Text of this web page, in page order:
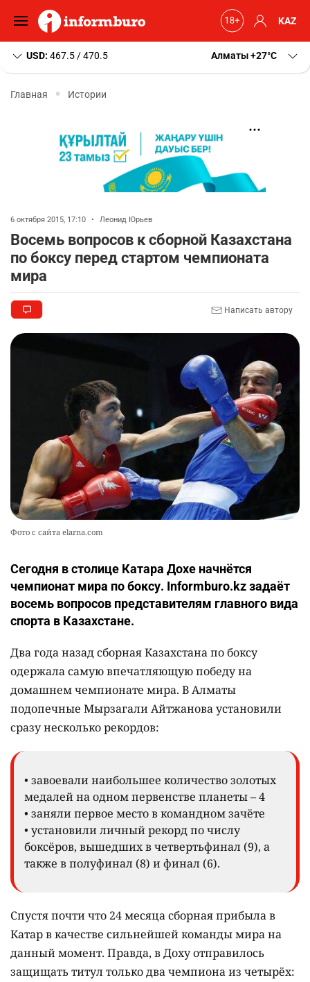
KAZ
USD: 467.5 / 470.5 Алматы+27 C
Главная Истории
6 октября 2015, 17:10 • Леонид Юрьев
Восемь вопросов к сборной Казахстана
по боксу перед стартом чемпионата
мира
Написать автору
Фото с сайта elarna.com
Сегодня в столице Катара Дохе начнётся
чемпионат мира по боксу. Informburo.kz задаёт
восемь вопросов представителям главного вида
спорта в Казахстане.
Два года назад сборная Казахстана по боксу
одержала самую впечатляющую победу на
домашнем чемпионате мира. В Алматы
подопечные Мырзагали Айтжанова установили
сразу несколько рекордов:
• завоевали наибольшее количество золотых
медалей на одном первенстве планеты – 4
• заняли первое место в командном зачёте
• установили личный рекорд по числу
боксёров, вышедших в четвертьфинал (9), а
также в полуфинал (8) и финал (6).
Спустя почти что 24 месяца сборная прибыла в
Катар в качестве сильнейшей команды мира на
данный момент. Правда, в Доху отправилось
защищать титул только два чемпиона из четырёх: